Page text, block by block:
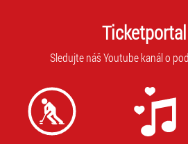
Sledujte náš Youtube kanál o